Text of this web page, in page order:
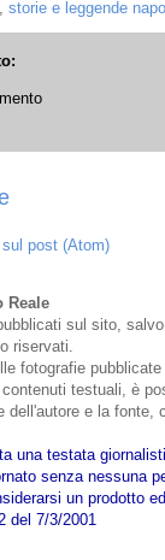
, storie e leggende
post (Atom)
Reale
sul sito,
riservati.
fotografie
contenuti testuali, è
dell'autore e la fonte,
una testata
senza nessuna
un prodotto
del 7/3/2001